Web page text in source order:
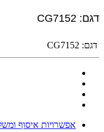
דגם: CG7152
דגם: CG7152
אפשרויות איסוף